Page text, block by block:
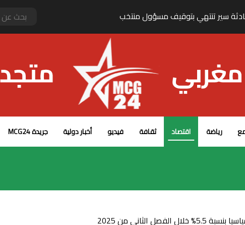
إيراني ـ عماني يعيد رسم مسارات الملاحة في هرمز
رياضة اقتصاد ثقافة فيديو أخبار دولية جريدة MCG24
الثاني من 2025